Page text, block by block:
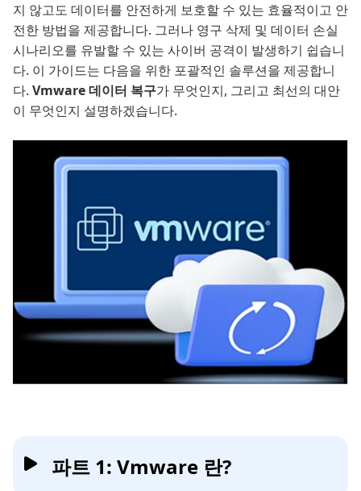
지 않고도 데이터를 안전하게 보호할 수 있는 효율적이고 안
전한 방법을 제공합니다. 그러나 영구 삭제 및 데이터 손실
시나리오를 유발할 수 있는 사이버 공격이 발생하기 쉽습니
다. 이 가이드는 다음을 위한 포괄적인 솔루션을 제공합니
다. Vmware 데이터 복구가 무엇인지, 그리고 최선의 대안
이 무엇인지 설명하겠습니다.
파트 1: Vmware 란?